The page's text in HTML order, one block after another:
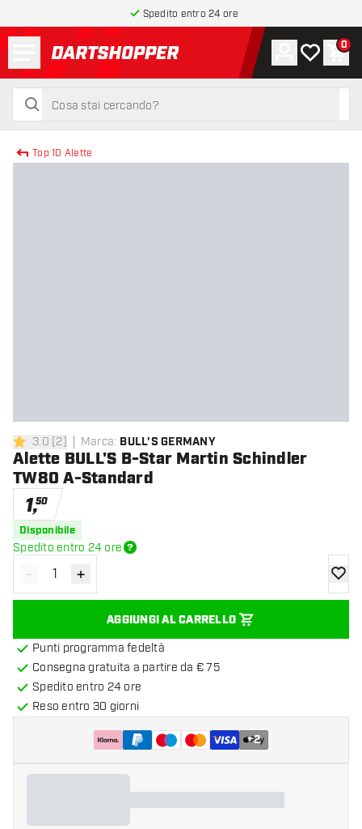
Spedito entro 24 ore
torna alla home page
cerca
cerca
Account
La mia0
Top 10 Alette
3 stelle di valutazione
3.0 [2] Marca: BULL'S GERMANY
Alette BULL'S B-Star Martin Schindler
TW80 A-Standard
1,50
Disponibile
Spedito entro 24 ore
Diminuisci quantità
- Aumenta quantità
+
AGGIUNGI AL CARRELLO
Punti programma fedeltà
Consegna gratuita a partire da € 75
Spedito entro 24 ore
Reso entro 30 giorni
+2